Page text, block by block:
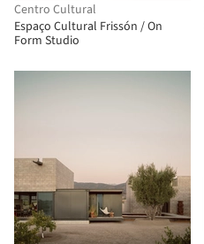
Centro Cultural
Espaço Cultural Frissón / On
Form Studio